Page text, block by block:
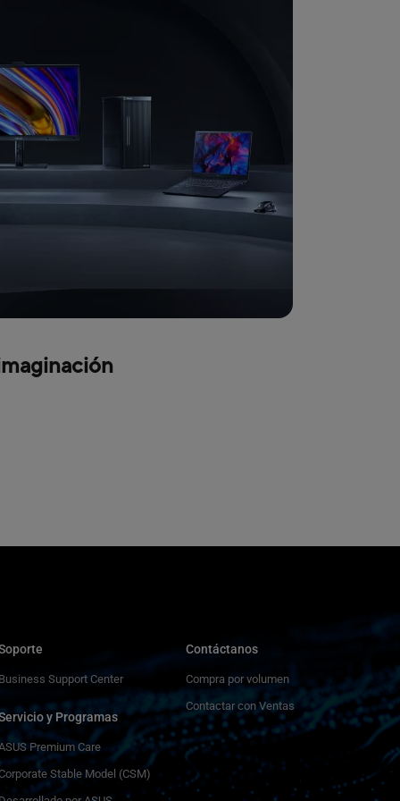
Support Center
y Programas
Premium Care
Stable Model (CSM)
Contáctanos
Compra por volumen
Contactar con Ventas